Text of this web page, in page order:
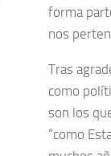
forma
nos
Tras
como
son los
“como